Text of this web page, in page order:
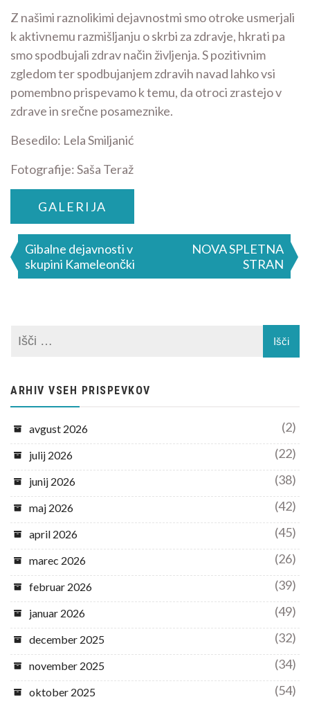
Z našimi raznolikimi dejavnostmi smo otroke usmerjali
k aktivnemu razmišljanju o skrbi za zdravje, hkrati pa
smo spodbujali zdrav način življenja. S pozitivnim
zgledom ter spodbujanjem zdravih navad lahko vsi
pomembno prispevamo k temu, da otroci zrastejo v
zdrave in srečne posameznike.
Besedilo: Lela Smiljanić
Fotografije: Saša Teraž
GALERIJA
Navigacija
prispevka
Gibalne dejavnosti v
skupini Kameleončki
NOVA SPLETNA
STRAN
ARHIV VSEH PRISPEVKOV
avgust 2026 (2)
julij 2026 (22)
junij 2026 (38)
maj 2026 (42)
april 2026 (45)
marec 2026 (26)
februar 2026 (39)
januar 2026 (49)
december 2025 (32)
november 2025 (34)
oktober 2025 (54)